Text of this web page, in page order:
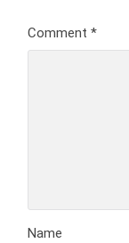
Comment*
Name